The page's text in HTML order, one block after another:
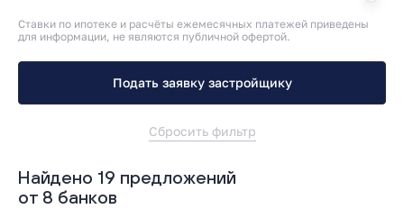
Ставки по ипотеке и расчёты ежемесячных платежей приведены
для информации, не являются публичной офертой.
Подать заявку застройщику
Сбросить фильтр
Найдено 19 предложений
от 8 банков